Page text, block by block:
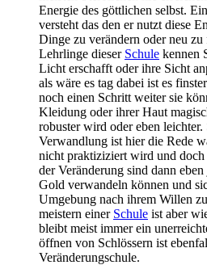
Energie des göttlichen selbst.
versteht das den er nutzt diese
Dinge zu verändern oder neu
Lehrlinge dieser Schule kennen
Licht erschafft oder ihre Sicht
als wäre es tag dabei ist es
noch einen Schritt weiter sie
Kleidung oder ihrer Haut
robuster wird oder eben
Verwandlung ist hier die Rede
nicht praktiziziert wird und
der Veränderung sind dann
Gold verwandeln können und
Umgebung nach ihrem Willen
meistern einer Schule ist aber
bleibt meist immer ein
öffnen von Schlössern ist
Veränderungschule.